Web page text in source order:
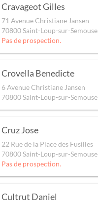
Cravageot Gilles
71 Avenue Christiane Jansen
70800Saint-Loup-sur-Semouse
Pas de prospection.
Crovella Benedicte
6 Avenue Christiane Jansen
70800Saint-Loup-sur-Semouse
Cruz Jose
22 Rue de la Place des Fusilles
70800Saint-Loup-sur-Semouse
Pas de prospection.
Cultrut Daniel